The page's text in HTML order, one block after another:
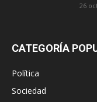
26
CATEGORÍA
Política
Sociedad